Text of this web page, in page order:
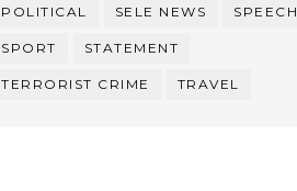
POLITICAL SELE NEWS SPEECH
SPORT STATEMENT
TERRORIST CRIME TRAVEL